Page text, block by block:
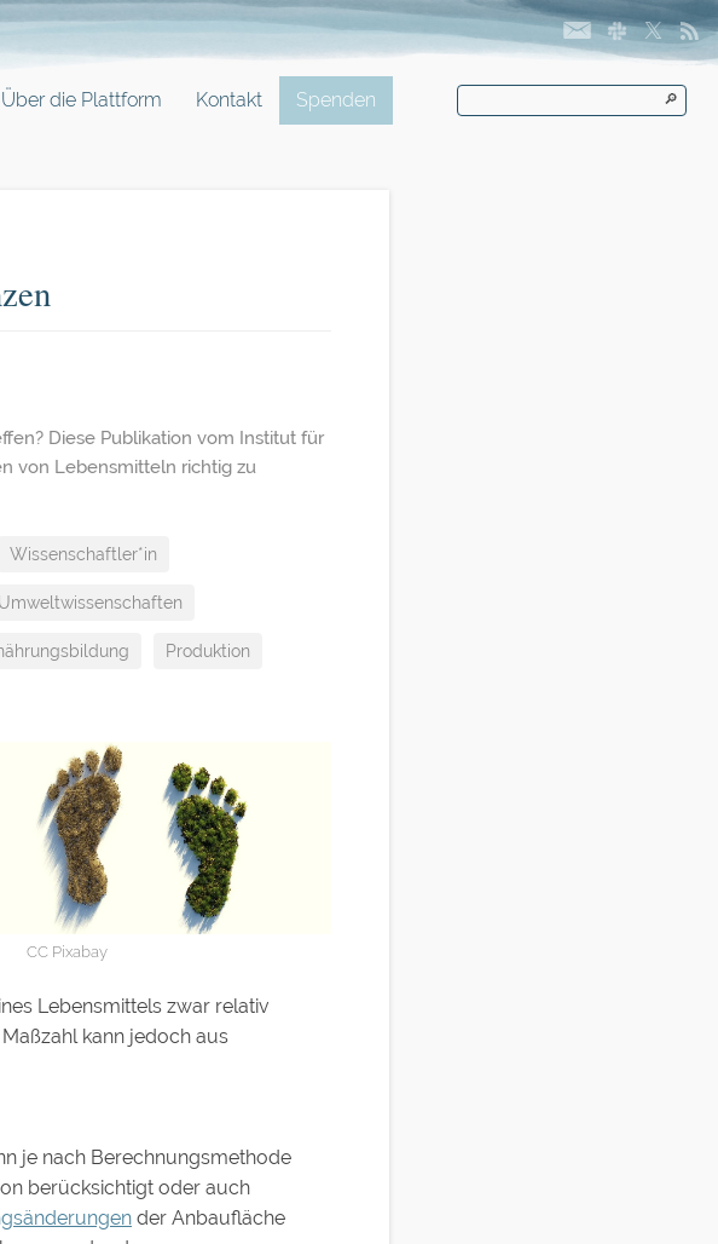
Über die Plattform Kontakt Spenden 🔎
Diese Publikation vom Institut für
von Lebensmitteln richtig zu
Wissenschaftler*in
Umweltwissenschaften
Produktion
CC Pixabay
Lebensmittels zwar relativ
kann jedoch aus
je nach Berechnungsmethode
berücksichtigt oder auch
der Anbaufläche